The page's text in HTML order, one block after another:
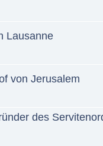
Lausanne
von Jerusalem
des